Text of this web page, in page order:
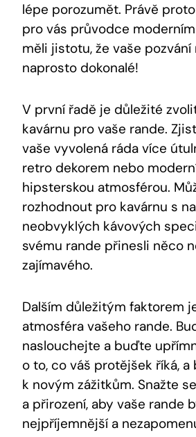
lépe porozumět. Právě
pro vás průvodce
měli jistotu, že vaše pozvání
naprosto dokonalé!
V první řadě je důležité
kavárnu pro vaše rande.
vaše vyvolená ráda více
retro dekorem nebo
hipsterskou atmosférou.
rozhodnout pro kavárnu s
neobvyklých kávových
svému rande přinesli něco
zajímavého.
Dalším důležitým faktorem
atmosféra vašeho rande.
naslouchejte a buďte
o to, co váš protějšek říká,
k novým zážitkům. Snažte
a přirození, aby vaše rande
nejpříjemnější a